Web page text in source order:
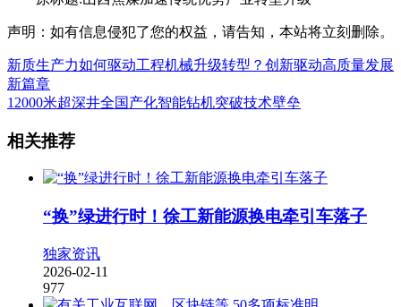
声明：如有信息侵犯了您的权益，请告知，本站将立刻删除。
新质生产力如何驱动工程机械升级转型？创新驱动高质量发展
新篇章
12000米超深井全国产化智能钻机突破技术壁垒
相关推荐
“换”绿进行时！徐工新能源换电牵引车落子
独家资讯
2026-02-11
977